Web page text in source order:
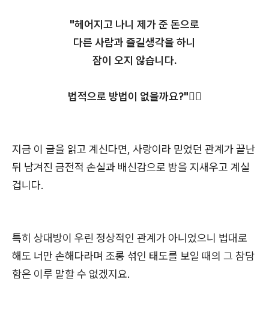
"헤어지고 나니 제가 준 돈으로
다른 사람과 즐길생각을 하니
잠이 오지 않습니다.
법적으로 방법이 없을까요?"🤦‍♂️
지금 이 글을 읽고 계신다면, 사랑이라 믿었던 관계가 끝난
뒤 남겨진 금전적 손실과 배신감으로 밤을 지새우고 계실
겁니다.
특히 상대방이 우린 정상적인 관계가 아니었으니 법대로
해도 너만 손해다라며 조롱 섞인 태도를 보일 때의 그 참담
함은 이루 말할 수 없겠지요.